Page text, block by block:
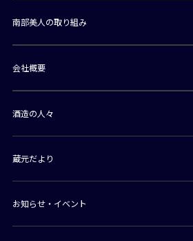
南部美人の取り組み
会社概要
酒造の人々
蔵元だより
お知らせ・イベント